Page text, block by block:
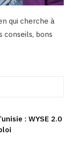
qui cherche à
conseils, bons
: WYSE 2.0